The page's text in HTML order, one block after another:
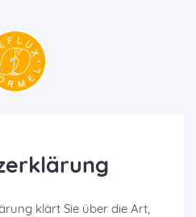
klärt Sie über die Art,